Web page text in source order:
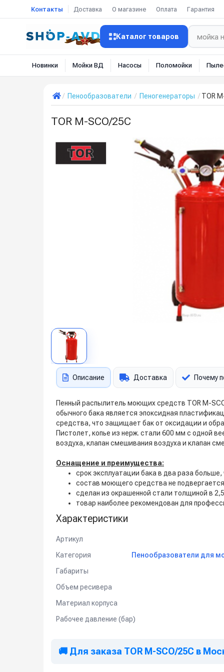
Контакты Доставка О магазине Оплата Гарантия
Каталог товаров
Новинки Мойки ВД Насосы Поломойки
Пенообразователи Пеногенераторы TOR
TOR M-SCO/25C
Описание Доставка Почему
Пенный распылитель моющих средств TOR M-
обычного бака является эпоксидная
средства, что защищает бак от оксидации и
Пистолет, копье из нерж. стали 600 мм с одной
воздуха, клапан смешивания воздуха и клапан
Оснащение и преимущества:
срок эксплуатации бака в два раза больше,
состав моющего средства не
сделан из окрашенной стали толщиной в
товар наиболее рекомендован для
Характеристики
Артикул
Категория
Пенообразователи для
Габариты
Объем ресивера
Материал корпуса
Рабочее давление (бар)
🚚 Для заказа TOR M-SCO/25C в